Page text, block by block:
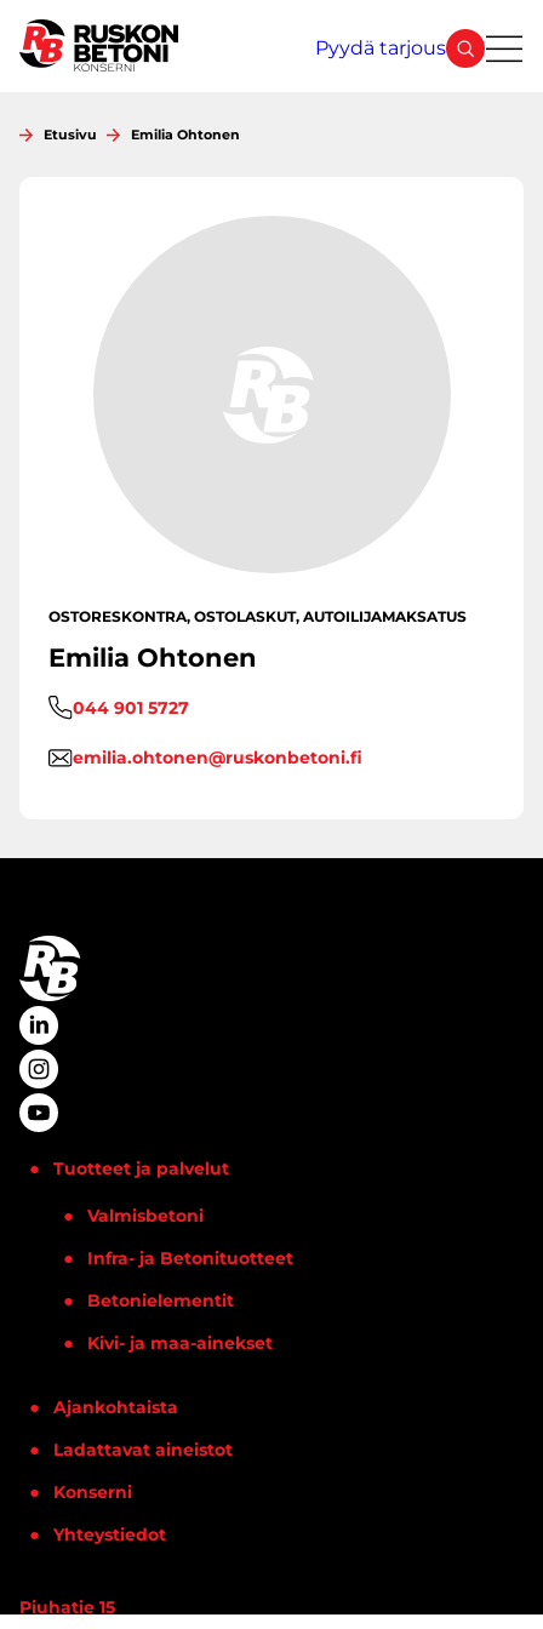
sisältöön
Pyydä tarjous
Etusivu Emilia Ohtonen
OSTORESKONTRA, OSTOLASKUT, AUTOILIJAMAKSATUS
Emilia Ohtonen
044 901 5727
emilia.ohtonen@ruskonbetoni.fi
Tuotteet ja palvelut
Valmisbetoni
Infra- ja Betonituotteet
Betonielementit
Kivi- ja maa-ainekset
Ajankohtaista
Ladattavat aineistot
Konserni
Yhteystiedot
Piuhatie 15